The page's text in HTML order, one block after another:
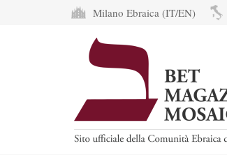
Milano Ebraica (IT/EN)